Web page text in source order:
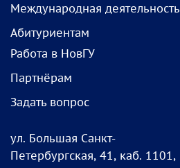
Международная деятельность
Абитуриентам
Работа в НовГУ
Партнёрам
Задать вопрос
ул. Большая Санкт-
Петербургская, 41, каб. 1101,